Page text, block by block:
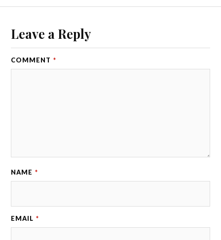
Leave a Reply
COMMENT *
NAME *
EMAIL *